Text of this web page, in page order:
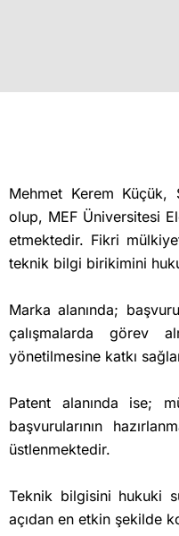
Mehmet Kerem Küçük,
olup, MEF Üniversitesi
etmektedir. Fikri
teknik bilgi birikimini
Marka alanında;
çalışmalarda görev
yönetilmesine katkı
Patent alanında ise;
başvurularının
üstlenmektedir.
Teknik bilgisini hukuki
açıdan en etkin şekilde